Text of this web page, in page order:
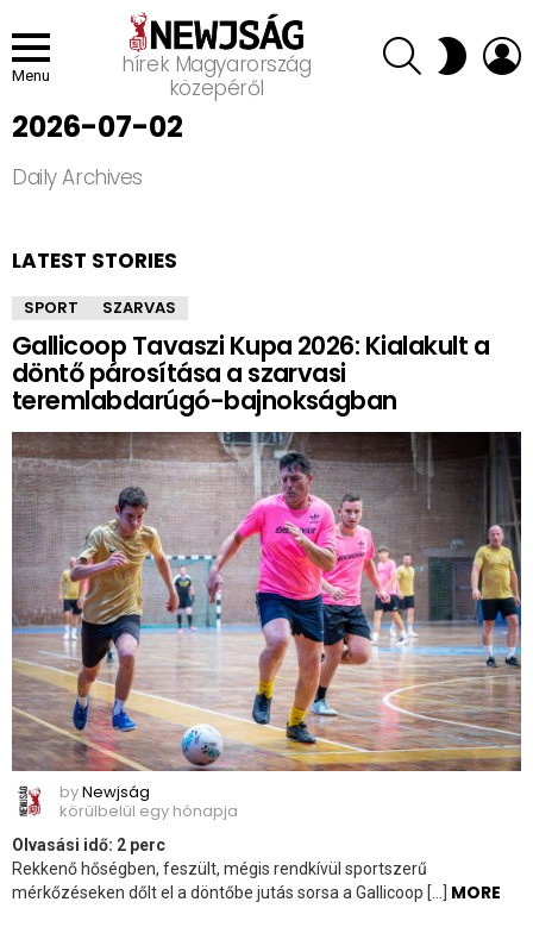
Menu
hírek Magyarország
közepéről
SEARCH SWITCH
SKIN
2026-07-02
Daily Archives
LATEST STORIES
SPORT SZARVAS
Gallicoop Tavaszi Kupa 2026: Kialakult a
döntő párosítása a szarvasi
teremlabdarúgó-bajnokságban
byNewjság
körülbelül egy hónapja
Olvasási idő: 2 perc
Rekkenő hőségben, feszült, mégis rendkívül sportszerű
mérkőzéseken dőlt el a döntőbe jutás sorsa a Gallicoop […] MORE